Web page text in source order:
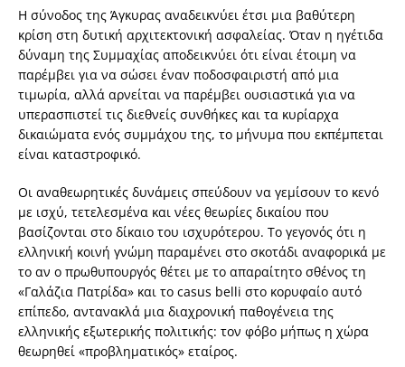
Η σύνοδος της Άγκυρας αναδεικνύει έτσι μια βαθύτερη
κρίση στη δυτική αρχιτεκτονική ασφαλείας. Όταν η ηγέτιδα
δύναμη της Συμμαχίας αποδεικνύει ότι είναι έτοιμη να
παρέμβει για να σώσει έναν ποδοσφαιριστή από μια
τιμωρία, αλλά αρνείται να παρέμβει ουσιαστικά για να
υπερασπιστεί τις διεθνείς συνθήκες και τα κυρίαρχα
δικαιώματα ενός συμμάχου της, το μήνυμα που εκπέμπεται
είναι καταστροφικό.
Οι αναθεωρητικές δυνάμεις σπεύδουν να γεμίσουν το κενό
με ισχύ, τετελεσμένα και νέες θεωρίες δικαίου που
βασίζονται στο δίκαιο του ισχυρότερου. Το γεγονός ότι η
ελληνική κοινή γνώμη παραμένει στο σκοτάδι αναφορικά με
το αν ο πρωθυπουργός θέτει με το απαραίτητο σθένος τη
«Γαλάζια Πατρίδα» και το casus belli στο κορυφαίο αυτό
επίπεδο, αντανακλά μια διαχρονική παθογένεια της
ελληνικής εξωτερικής πολιτικής: τον φόβο μήπως η χώρα
θεωρηθεί «προβληματικός» εταίρος.